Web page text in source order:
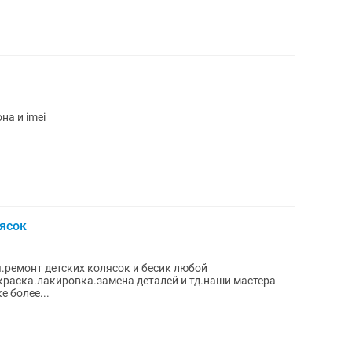
и imei
детских колясок и бесик любой
деталей и тд.наши мастера
более...